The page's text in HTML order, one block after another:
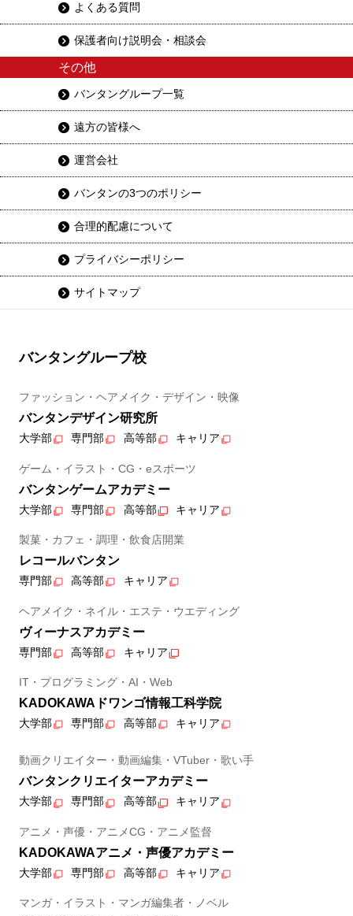
よくある質問
保護者向け説明会・相談会
その他
バンタングループ一覧
遠方の皆様へ
運営会社
バンタンの3つのポリシー
合理的配慮について
プライバシーポリシー
サイトマップ
バンタングループ校
ファッション・ヘアメイク・デザイン・映像
バンタンデザイン研究所
大学部 専門部 高等部 キャリア
ゲーム・イラスト・CG・eスポーツ
バンタンゲームアカデミー
大学部 専門部 高等部 キャリア
製菓・カフェ・調理・飲食店開業
レコールバンタン
専門部 高等部 キャリア
ヘアメイク・ネイル・エステ・ウエディング
ヴィーナスアカデミー
専門部 高等部 キャリア
IT・プログラミング・AI・Web
KADOKAWAドワンゴ情報工科学院
大学部 専門部 高等部 キャリア
動画クリエイター・動画編集・VTuber・歌い手
バンタンクリエイターアカデミー
大学部 専門部 高等部 キャリア
アニメ・声優・アニメCG・アニメ監督
KADOKAWAアニメ・声優アカデミー
大学部 専門部 高等部 キャリア
マンガ・イラスト・マンガ編集者・ノベル